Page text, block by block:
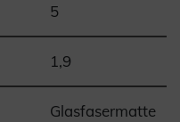
5
1,9
Glasfasermatte